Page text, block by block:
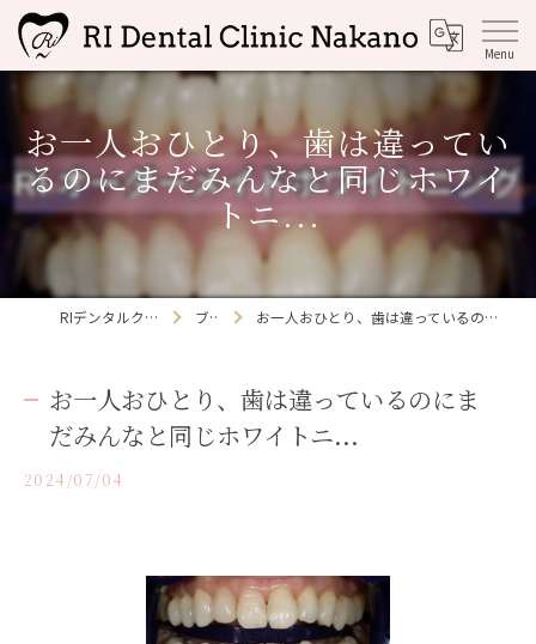
お一人おひとり、歯は違ってい
るのにまだみんなと同じホワイ
トニ...
RIデンタルクリニック中野 ブログ お一人おひとり、歯は違っているのにまだみんなと同じホワイトニ...
お一人おひとり、歯は違っているのにま
だみんなと同じホワイトニ...
2024/07/04